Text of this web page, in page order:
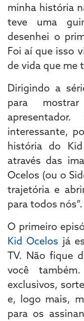
minha história
teve uma
desenhei o
Foi aí que isso
de vida que me
Dirigindo a
para
interessante,
história do
através das
Ocelos (ou o
trajetória e
para todos nós”.
O primeiro
Kid Ocelos já
TV. Não fique
você
exclusivos,
e, logo mais,
para os